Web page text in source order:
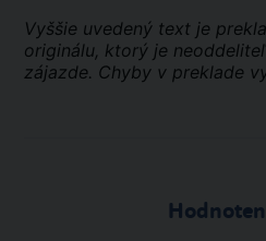
Vyššie uvedený text je
originálu, ktorý je
zájazde. Chyby v preklade